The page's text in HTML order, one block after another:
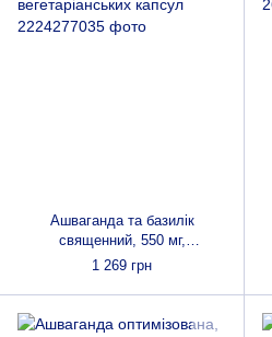
Ашваганда та базилік
священний, 550 мг,
Ashwagandha & Holy Basil,
вегетаріанських капсул
1 269 грн